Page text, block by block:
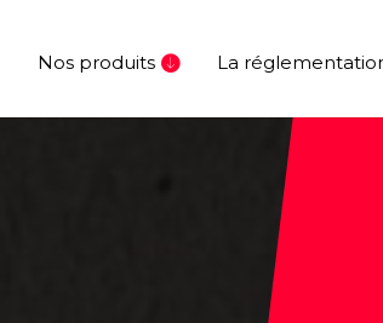
Nos produits La